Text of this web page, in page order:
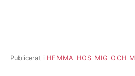
Publicerat i HEMMA HOS MIG OCH